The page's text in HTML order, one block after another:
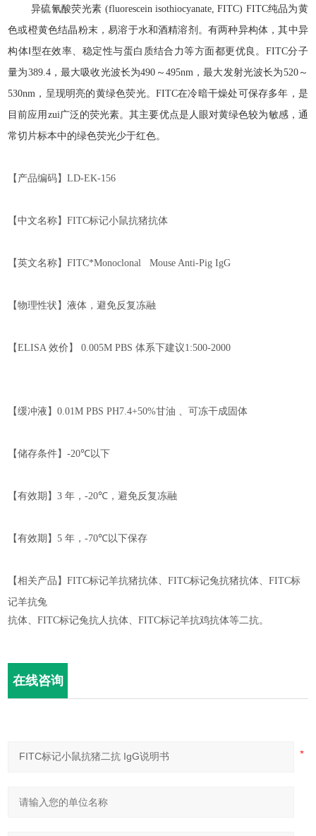
异硫氰酸荧光素 (fluorescein isothiocyanate, FITC) FITC纯品为黄
色或橙黄色结晶粉末，易溶于水和酒精溶剂。有两种异构体，其中异
构体 型在效率、稳定性与蛋白质结合力等方面都更优良。 FITC分子
量为389.4，最大吸收光波长为490 ～ 495nm，最大发射光波长为520～
530nm ，呈现明亮的黄绿色荧光。 FITC在冷暗干燥处可保存多年，是
目前应用zui广泛的荧光素。其主要优点是人眼对黄绿色较为敏感，通
常切片标本中的绿色荧光少于红色。
【产品编码】LD-EK-156
【中文名称】FITC标记小鼠抗猪抗体
【英文名称】FITC*Monoclonal Mouse Anti-Pig IgG
【物理性状】液体，避免反复冻融
【ELISA效价】0.005M PBS体系下建议1:500-2000
【缓冲液】0.01M PBS PH7.4+50%甘油 、可冻干成固体
【储存条件】-20℃以下
【有效期】3年，-20℃ ，避免反复冻融
【有效期】5年，-70℃以下保存
【相关产品】FITC标记羊抗猪抗体、FITC标记兔抗猪抗体、FITC标
记羊抗兔
抗体、FITC标记兔抗人抗体、FITC标记羊抗鸡抗体等二抗。
在线咨询